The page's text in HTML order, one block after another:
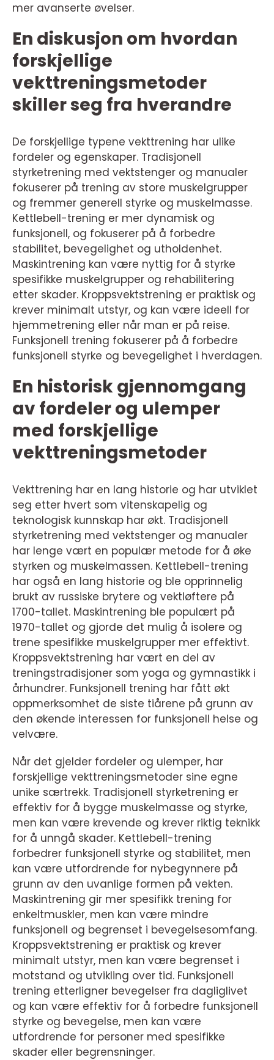
mer avanserte øvelser.
En diskusjon om hvordan
forskjellige
vekttreningsmetoder
skiller seg fra hverandre
De forskjellige typene vekttrening har ulike
fordeler og egenskaper. Tradisjonell
styrketrening med vektstenger og manualer
fokuserer på trening av store muskelgrupper
og fremmer generell styrke og muskelmasse.
Kettlebell-trening er mer dynamisk og
funksjonell, og fokuserer på å forbedre
stabilitet, bevegelighet og utholdenhet.
Maskintrening kan være nyttig for å styrke
spesifikke muskelgrupper og rehabilitering
etter skader. Kroppsvektstrening er praktisk og
krever minimalt utstyr, og kan være ideell for
hjemmetrening eller når man er på reise.
Funksjonell trening fokuserer på å forbedre
funksjonell styrke og bevegelighet i hverdagen.
En historisk gjennomgang
av fordeler og ulemper
med forskjellige
vekttreningsmetoder
Vekttrening har en lang historie og har utviklet
seg etter hvert som vitenskapelig og
teknologisk kunnskap har økt. Tradisjonell
styrketrening med vektstenger og manualer
har lenge vært en populær metode for å øke
styrken og muskelmassen. Kettlebell-trening
har også en lang historie og ble opprinnelig
brukt av russiske brytere og vektløftere på
1700-tallet. Maskintrening ble populært på
1970-tallet og gjorde det mulig å isolere og
trene spesifikke muskelgrupper mer effektivt.
Kroppsvektstrening har vært en del av
treningstradisjoner som yoga og gymnastikk i
århundrer. Funksjonell trening har fått økt
oppmerksomhet de siste tiårene på grunn av
den økende interessen for funksjonell helse og
velvære.
Når det gjelder fordeler og ulemper, har
forskjellige vekttreningsmetoder sine egne
unike særtrekk. Tradisjonell styrketrening er
effektiv for å bygge muskelmasse og styrke,
men kan være krevende og krever riktig teknikk
for å unngå skader. Kettlebell-trening
forbedrer funksjonell styrke og stabilitet, men
kan være utfordrende for nybegynnere på
grunn av den uvanlige formen på vekten.
Maskintrening gir mer spesifikk trening for
enkeltmuskler, men kan være mindre
funksjonell og begrenset i bevegelsesomfang.
Kroppsvektstrening er praktisk og krever
minimalt utstyr, men kan være begrenset i
motstand og utvikling over tid. Funksjonell
trening etterligner bevegelser fra dagliglivet
og kan være effektiv for å forbedre funksjonell
styrke og bevegelse, men kan være
utfordrende for personer med spesifikke
skader eller begrensninger.